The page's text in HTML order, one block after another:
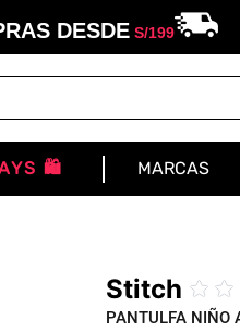
DESDES/199
🛍️ MARCAS
Stitch ☆ ☆
PANTULFA NIÑO